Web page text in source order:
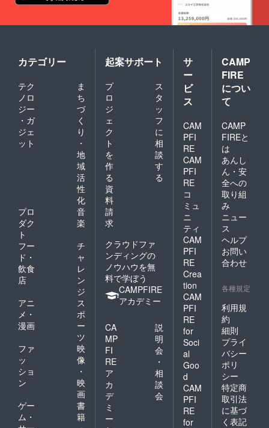
カテゴリー
テク
ノロ
ジー
・ガ
ジェ
ット
ま
ち
づ
く
り
・
地
域
活
性
化
プロ
ダク
ト
音
楽
フー
ド・
飲食
店
チ
ャ
レ
ン
ジ
アニ
メ・
漫画
ス
ポ
ー
ツ
ファ
ッ
ショ
ン
映
像
・
映
画
ゲー
ム・
書
籍
起案サポート
プ
ロ
ジ
ェ
ク
ト
を
作
る
ス
タ
ッ
フ
に
相
談
す
る
資
料
請
求
クラウドファ
ンディングの
ノウハウを無
料で学ぼう
CAMPFIRE
アカデミー
CA
MP
FI
RE
ア
カ
デ
ミ
ー
説
明
会
・
相
談
会
サ
ー
ビ
ス
CAM
PFI
RE
CAM
PFI
RE
コ
ミュ
ニ
ティ
CAM
PFI
RE
Crea
tion
CAM
PFI
RE
for
Soci
al
Goo
d
CAM
PFI
RE
for
CAMP
FIRE
につい
て
CAMP
FIREと
は
あんし
ん・安
全への
取り組
み
ニュー
ス
ヘルプ
お問い
合わせ
各種規定
利用規
約
細則
プライ
バシー
ポリ
シー
特定商
取引法
に基づ
く表記